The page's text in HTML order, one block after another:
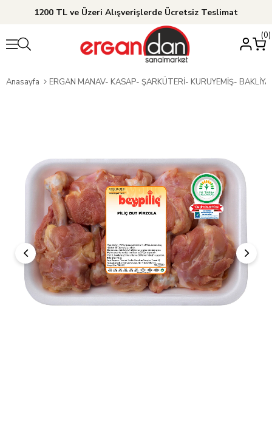
1200 TL ve Üzeri Alışverişlerde Ücretsiz Teslimat
0
Anasayfa ERGAN MANAV- KASAP- ŞARKÜTERİ- KURUYEMİŞ-